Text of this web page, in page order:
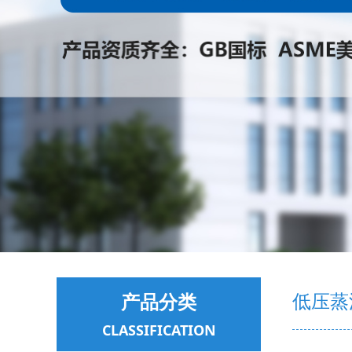
低压
产品分类
CLASSIFICATION